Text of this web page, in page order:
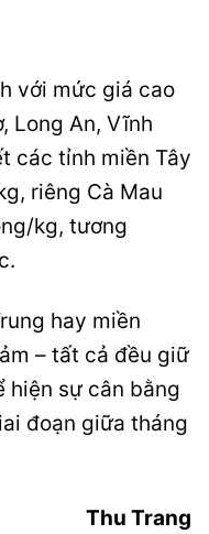
với mức giá cao
Long An, Vĩnh
các tỉnh miền Tây
riêng Cà Mau
kg, tương
hay miền
– tất cả đều giữ
hiện sự cân bằng
đoạn giữa tháng
Thu Trang